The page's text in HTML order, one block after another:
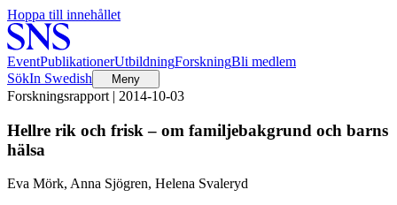
Hoppa till innehållet
EventPublikationerUtbildningForskningBli medlem
SökIn Swedish Meny
Forskningsrapport | 2014-10-03
Hellre rik och frisk – om familjebakgrund och barns
hälsa
Eva Mörk, Anna Sjögren, Helena Svaleryd